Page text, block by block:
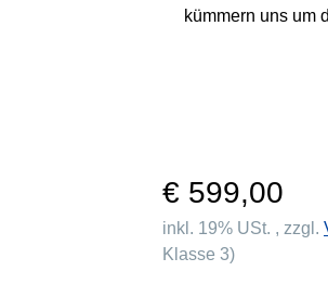
kümmern uns um
€ 599,00
inkl. 19% USt. , zzgl.
Klasse 3)